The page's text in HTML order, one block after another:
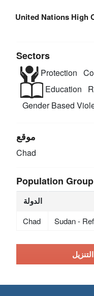
United Nations High
Sectors
Protection
Education
Gender Based
موقع
Chad
Population Group
الدولة
Chad Sudan -